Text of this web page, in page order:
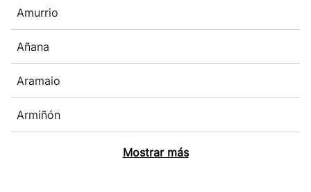
Amurrio
Añana
Aramaio
Armiñón
Mostrar más